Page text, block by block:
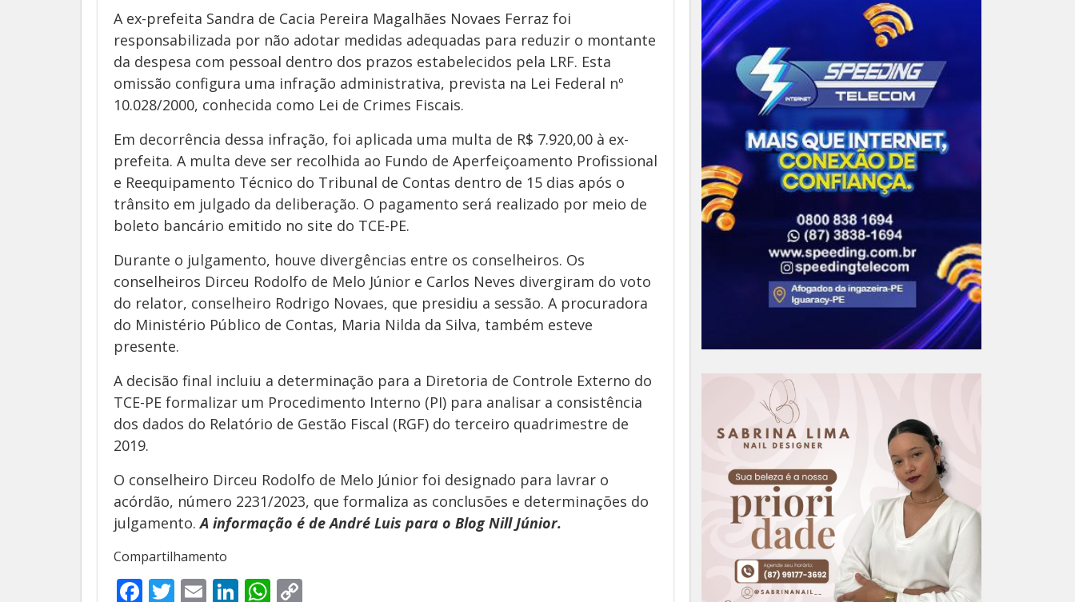
A ex-prefeita Sandra de Cacia Pereira Magalhães Novaes Ferraz foi
responsabilizada por não adotar medidas adequadas para reduzir o montante
da despesa com pessoal dentro dos prazos estabelecidos pela LRF. Esta
omissão configura uma infração administrativa, prevista na Lei Federal nº
10.028/2000, conhecida como Lei de Crimes Fiscais.
Em decorrência dessa infração, foi aplicada uma multa de R$ 7.920,00 à ex-
prefeita. A multa deve ser recolhida ao Fundo de Aperfeiçoamento Profissional
e Reequipamento Técnico do Tribunal de Contas dentro de 15 dias após o
trânsito em julgado da deliberação. O pagamento será realizado por meio de
boleto bancário emitido no site do TCE-PE.
Durante o julgamento, houve divergências entre os conselheiros. Os
conselheiros Dirceu Rodolfo de Melo Júnior e Carlos Neves divergiram do voto
do relator, conselheiro Rodrigo Novaes, que presidiu a sessão. A procuradora
do Ministério Público de Contas, Maria Nilda da Silva, também esteve
presente.
A decisão final incluiu a determinação para a Diretoria de Controle Externo do
TCE-PE formalizar um Procedimento Interno (PI) para analisar a consistência
dos dados do Relatório de Gestão Fiscal (RGF) do terceiro quadrimestre de
2019.
O conselheiro Dirceu Rodolfo de Melo Júnior foi designado para lavrar o
acórdão, número 2231/2023, que formaliza as conclusões e determinações do
julgamento.A informação é de André Luis para o Blog Nill Júnior.
Compartilhamento
Facebook
Twitter
EmailLinkedIn
WhatsApp